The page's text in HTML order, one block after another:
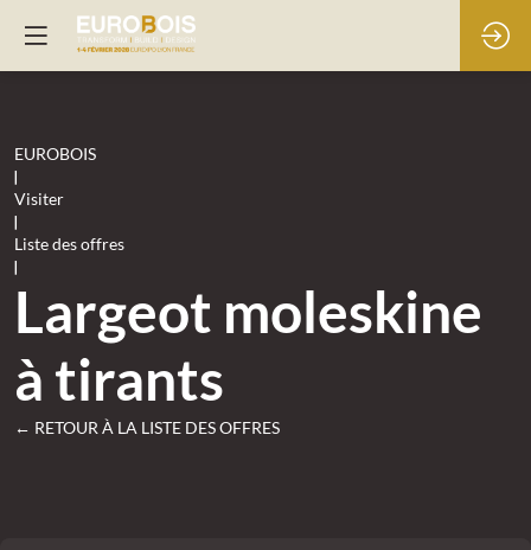
EUROBOIS
|
Visiter
|
Liste des offres
|
Largeot moleskine
à tirants
← RETOUR À LA LISTE DES OFFRES